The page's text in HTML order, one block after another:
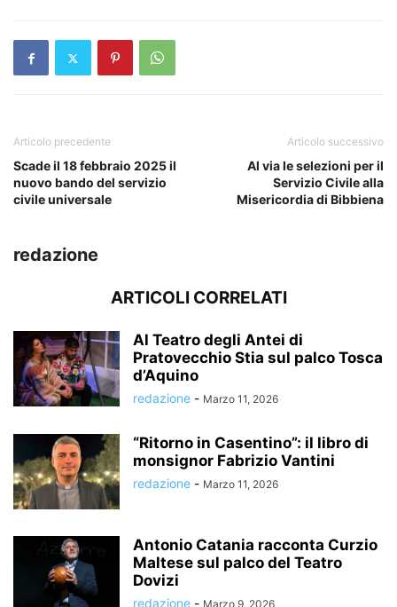
Articolo precedente
Scade il 18 febbraio 2025 il
nuovo bando del servizio
civile universale
Articolo successivo
Al via le selezioni per il
Servizio Civile alla
Misericordia di Bibbiena
redazione
ARTICOLI CORRELATI
Al Teatro degli Antei di
Pratovecchio Stia sul palco Tosca
d’Aquino
redazione - Marzo 11, 2026
“Ritorno in Casentino”: il libro di
monsignor Fabrizio Vantini
redazione - Marzo 11, 2026
Antonio Catania racconta Curzio
Maltese sul palco del Teatro
Dovizi
redazione - Marzo 9, 2026